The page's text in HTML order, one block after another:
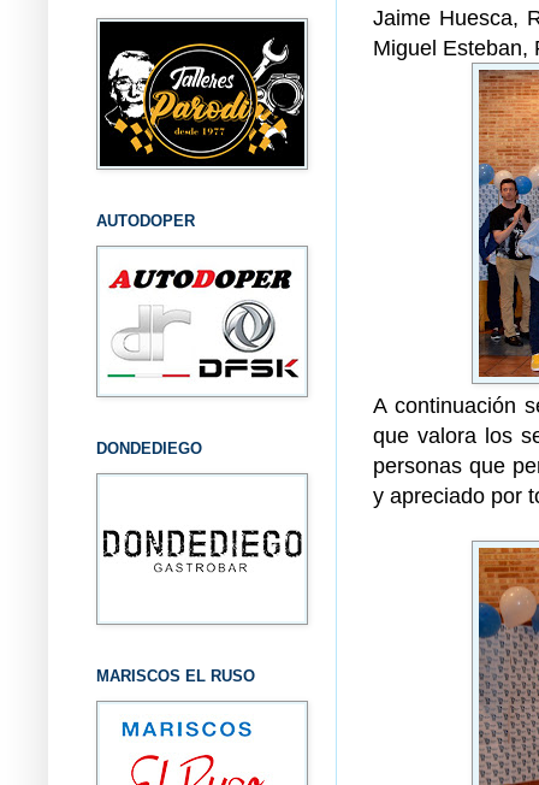
Jaime Huesca,
Miguel Esteban,
A continuación
que valora los
personas que
y apreciado por
AUTODOPER
DONDEDIEGO
MARISCOS EL RUSO